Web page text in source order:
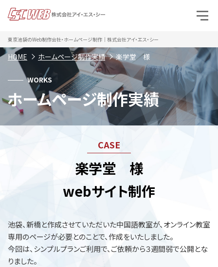
東京池袋のWeb制作会社・ホームページ制作｜株式会社アイ・エス・シー
HOME ホームページ制作実績 楽学堂 様
WORKS
ホームページ制作実績
楽学堂 様
webサイト制作
池袋、新橋と作成させていただいた中国語教室が、オンライン教室
専用のページが必要とのことで、作成をいたしました。
今回は、シンプルプランご利用で、ご依頼から３週間弱で公開とな
りました。